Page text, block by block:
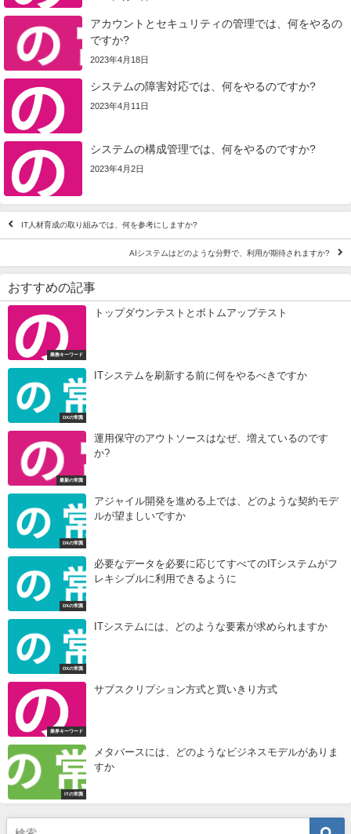
アカウントとセキュリティの管理では、何をやるの
ですか?
2023年4月18日
システムの障害対応では、何をやるのですか?
2023年4月11日
システムの構成管理では、何をやるのですか?
2023年4月2日
IT人材育成の取り組みでは、何を参考にしますか?
AIシステムはどのような分野で、利用が期待されますか?
おすすめの記事
業務キーワード
トップダウンテストとボトムアップテスト
DXの常識
ITシステムを刷新する前に何をやるべきですか
最新の常識
運用保守のアウトソースはなぜ、増えているのです
か?
DXの常識
アジャイル開発を進める上では、どのような契約モデ
ルが望ましいですか
DXの常識
必要なデータを必要に応じてすべてのITシステムがフ
レキシブルに利用できるように
DXの常識
ITシステムには、どのような要素が求められますか
業界キーワード
サブスクリプション方式と買いきり方式
ITの常識
メタバースには、どのようなビジネスモデルがありま
すか